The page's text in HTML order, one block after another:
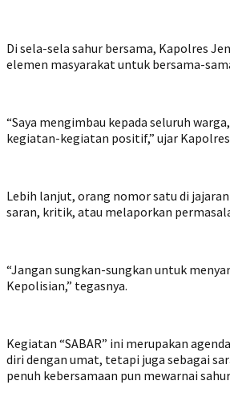
Di sela-sela sahur bersama, Kapolres
elemen masyarakat untuk bersama-
“Saya mengimbau kepada seluruh
kegiatan-kegiatan positif,” ujar
Lebih lanjut, orang nomor satu di
saran, kritik, atau melaporkan
“Jangan sungkan-sungkan untuk
Kepolisian,” tegasnya.
Kegiatan “SABAR” ini merupakan
diri dengan umat, tetapi juga sebagai
penuh kebersamaan pun mewarnai